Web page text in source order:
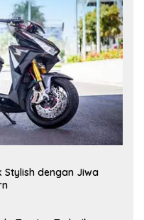
Stylish dengan Jiwa